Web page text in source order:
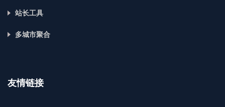
站长工具
多城市聚合
友情链接